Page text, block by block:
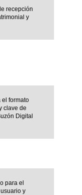
recepción
y
el formato
clave de
Digital
para el
y